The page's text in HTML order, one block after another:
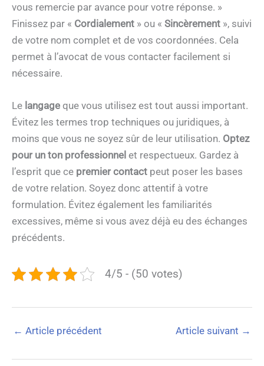
vous remercie par avance pour votre réponse. »
Finissez par « Cordialement » ou « Sincèrement », suivi
de votre nom complet et de vos coordonnées. Cela
permet à l’avocat de vous contacter facilement si
nécessaire.
Le langage que vous utilisez est tout aussi important.
Évitez les termes trop techniques ou juridiques, à
moins que vous ne soyez sûr de leur utilisation. Optez
pour un ton professionnel et respectueux. Gardez à
l’esprit que ce premier contact peut poser les bases
de votre relation. Soyez donc attentif à votre
formulation. Évitez également les familiarités
excessives, même si vous avez déjà eu des échanges
précédents.
4/5 - (50 votes)
← Article précédent Article suivant →